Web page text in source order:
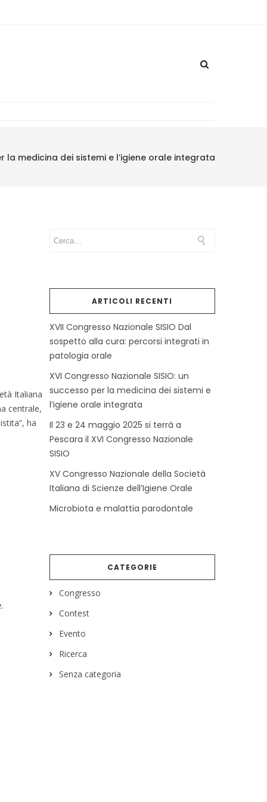
la medicina dei sistemi e l’igiene orale integrata
Italiana
centrale,
ha
ARTICOLI RECENTI
XVII Congresso Nazionale SISIO Dal
sospetto alla cura: percorsi integrati in
patologia orale
XVI Congresso Nazionale SISIO: un
successo per la medicina dei sistemi e
l’igiene orale integrata
Il 23 e 24 maggio 2025 si terrà a
Pescara il XVI Congresso Nazionale
SISIO
XV Congresso Nazionale della Società
Italiana di Scienze dell’Igiene Orale
Microbiota e malattia parodontale
CATEGORIE
Congresso
Contest
Evento
Ricerca
Senza categoria